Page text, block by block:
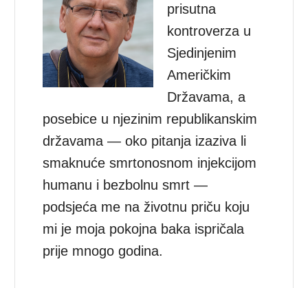
prisutna
kontroverza u
Sjedinjenim
Američkim
Državama, a
posebice u njezinim republikanskim
državama — oko pitanja izaziva li
smaknuće smrtonosnom injekcijom
humanu i bezbolnu smrt —
podsjeća me na životnu priču koju
mi je moja pokojna baka ispričala
prije mnogo godina.